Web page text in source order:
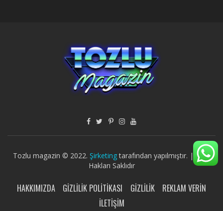
Tozlu magazin © 2022. Şirketingtarafından yapılmıştır. | Tüm
Hakları Saklıdır
HAKKIMIZDA GIZLILIK POLITIKASI GIZLILIK
REKLAM VERIN
İLETIŞIM